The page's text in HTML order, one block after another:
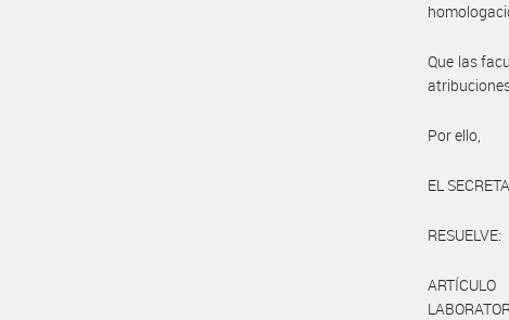
Que las
Por ello,
EL
RESUELVE: